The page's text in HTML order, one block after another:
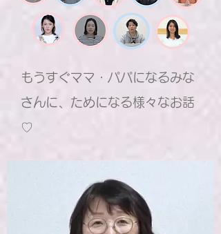
もうすぐママ・パパになるみな
さんに、ためになる様々なお話
♡